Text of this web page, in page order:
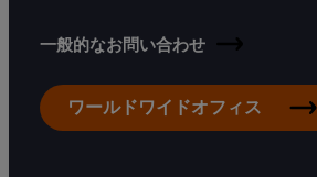
一般的なお問い合わせ
ワールドワイドオフィス